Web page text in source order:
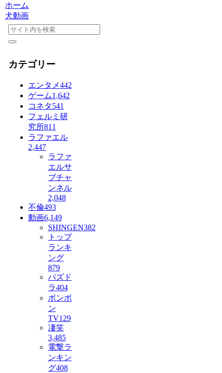
ホーム
犬動画
カテゴリー
エンタメ442
ゲーム1,642
コネタ541
フェルミ研
究所811
ラファエル
2,447
ラファ
エルサ
ブチャ
ンネル
2,048
不倫493
動画6,149
SHINGEN382
トップ
ランキ
ング
879
パズド
ラ404
ボンボ
ン
TV129
凄笑
3,485
電撃ラ
ンキン
グ408